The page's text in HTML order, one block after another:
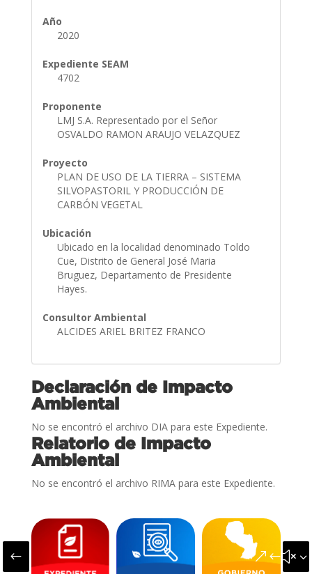
Año
2020
Expediente SEAM
4702
Proponente
LMJ S.A. Representado por el Señor
OSVALDO RAMON ARAUJO VELAZQUEZ
Proyecto
PLAN DE USO DE LA TIERRA – SISTEMA
SILVOPASTORIL Y PRODUCCIÓN DE
CARBÓN VEGETAL
Ubicación
Ubicado en la localidad denominado Toldo
Cue, Distrito de General José Maria
Bruguez, Departamento de Presidente
Hayes.
Consultor Ambiental
ALCIDES ARIEL BRITEZ FRANCO
Declaración de Impacto
Ambiental
No se encontró el archivo DIA para este Expediente.
Relatorio de Impacto
Ambiental
No se encontró el archivo RIMA para este Expediente.
#